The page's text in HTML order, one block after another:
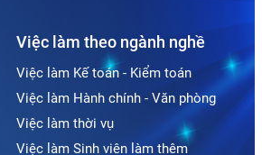
Việc làm theo ngành nghề
Việc làm Kế toán - Kiểm toán
Việc làm Hành chính - Văn phòng
Việc làm thời vụ
Việc làm Sinh viên làm thêm